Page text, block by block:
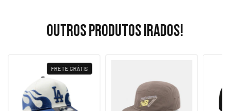
Outros produtos irados!
FRETE GRÁTIS